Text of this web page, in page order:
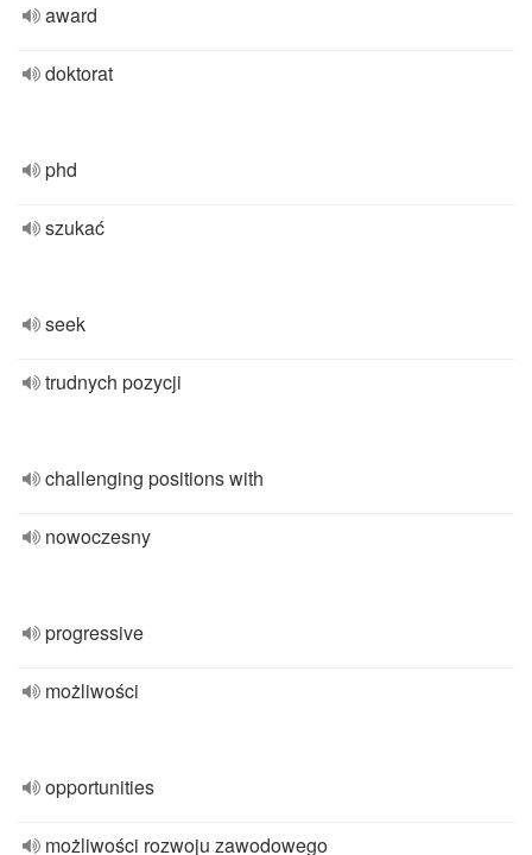
award
doktorat
phd
szukać
seek
trudnych pozycji
challenging positions with
nowoczesny
progressive
możliwości
opportunities
możliwości rozwoju zawodowego